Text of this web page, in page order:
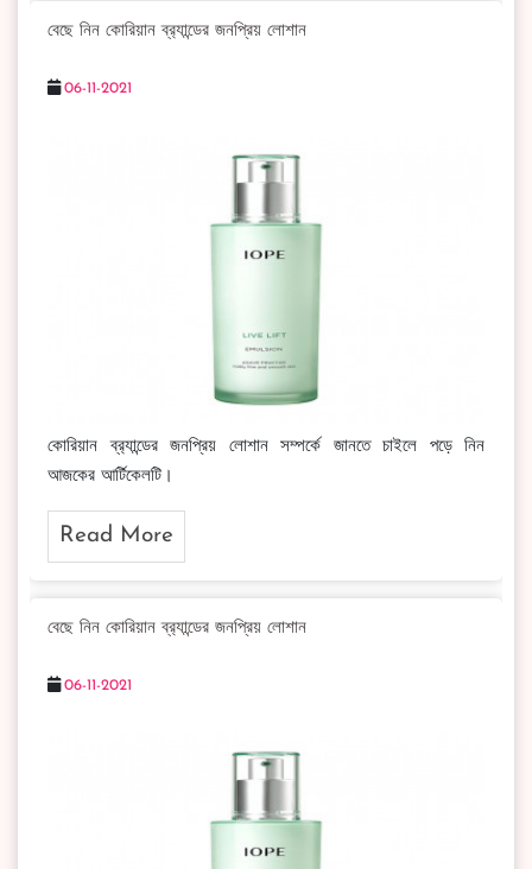
বেছে নিন কোরিয়ান ব্র‍্যান্ডের জনপ্রিয় লোশান
06-11-2021
কোরিয়ান ব্র‍্যান্ডের জনপ্রিয় লোশান সম্পর্কে জানতে চাইলে পড়ে নিন
আজকের আর্টিকেলটি।
Read More
বেছে নিন কোরিয়ান ব্র‍্যান্ডের জনপ্রিয় লোশান
06-11-2021